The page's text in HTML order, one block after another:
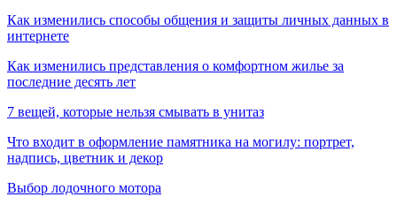
Как изменились способы общения и защиты личных данных в
интернете
Как изменились представления о комфортном жилье за
последние десять лет
7 вещей, которые нельзя смывать в унитаз
Что входит в оформление памятника на могилу: портрет,
надпись, цветник и декор
Выбор лодочного мотора